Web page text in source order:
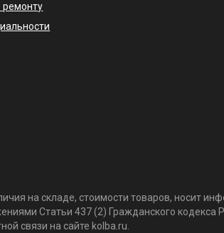
ремонту
на складе, стоимости товаров, носит
Статьи 437 (2) Гражданского
связи на сайте kolba.ru.